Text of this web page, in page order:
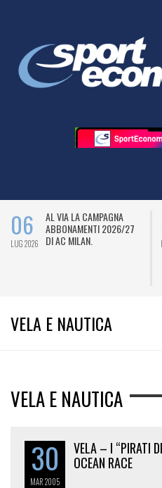
06
LUG 2026
AL VIA LA CAMPAGNA
ABBONAMENTI 2026/27
DI AC MILAN.
VELA E NAUTICA
VELA E NAUTICA
30
MAR2005
VELA – I “PIRATI
OCEAN RACE